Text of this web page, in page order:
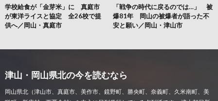
「戦争の時代に戻るのでは…」 被
爆81年 岡山の被爆者が語った不
安と願い／岡山・津山市
学校給食が「金芽米」に 真庭市
が東洋ライスと協定 全26校で提
供へ／岡山・真庭市
津山・岡山県北の今を読むなら
岡山県北（津山市、真庭市、美作市、鏡野町、勝央町、奈義町、久米南町、美